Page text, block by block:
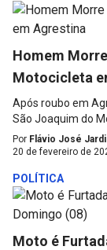
Homem
Motocicleta
Após roubo em
São Joaquim do
Por Flávio José
20 de fevereiro de
POLÍTICA
Moto é